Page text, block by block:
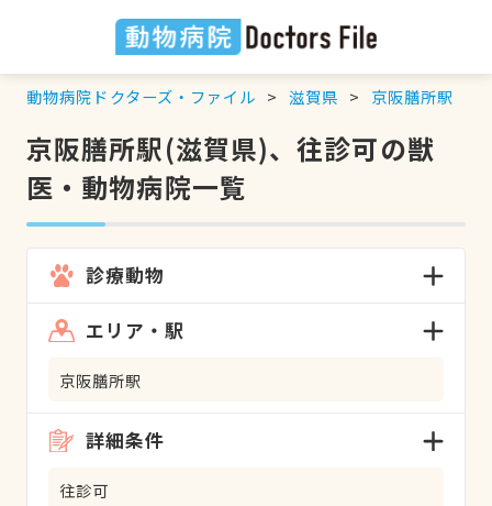
動物病院ドクターズ・ファイル 滋賀県 京阪膳所駅
京阪膳所駅(滋賀県)、往診可の獣
医・動物病院一覧
診療動物
エリア・駅
京阪膳所駅
詳細条件
往診可